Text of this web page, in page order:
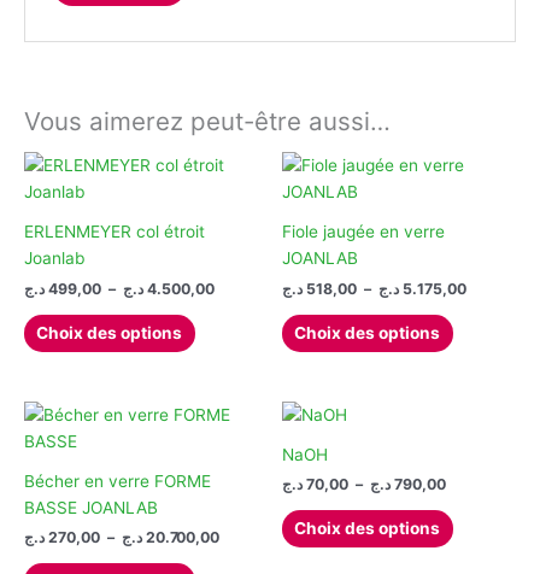
Vous aimerez peut-être aussi…
ERLENMEYER col étroit
Joanlab
499,00 د.ج – 4.500,00 د.ج
Plage
Choix des options
produit
variations.
options
être
Fiole jaugée en verre
JOANLAB
518,00 د.ج – 5.175,00 د.ج
Plage
Choix des options
produit
être
Bécher en verre FORME
BASSE JOANLAB
270,00 د.ج – 20.700,00 د.ج
Plage
NaOH
70,00 د.ج – 790,00 د.ج
Plage
prix :
70,00 د.ج
Choix des options
produit